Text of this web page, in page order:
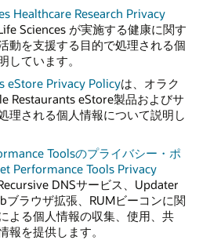
Healthcare Research Privacy
Sciences が実施する健康に関す
動を支援する目的で処理される個
しています。
eStore Privacy Policyは、オラク
Restaurants eStore製品およびサ
理される個人情報について説明し
Toolsのプライバシー・ポ
Performance Tools Privacy
DNSサービス、Updater
ブラウザ拡張、RUMビーコンに関
よる個人情報の収集、使用、共
報を提供します。